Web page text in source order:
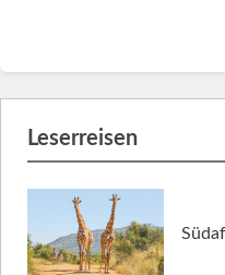
Leserreisen